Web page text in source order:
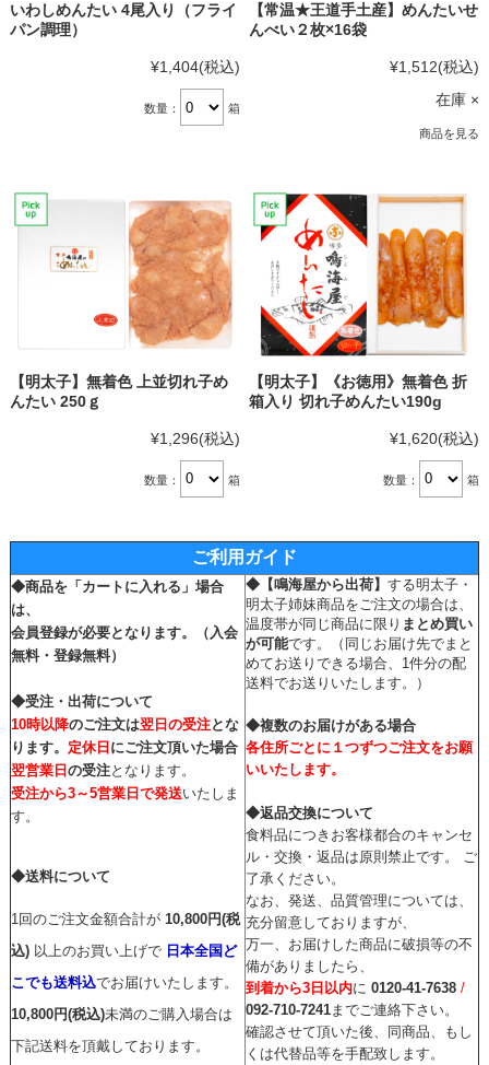
いわしめんたい 4尾入り（フライ
パン調理）
¥1,404(税込)
数量： 箱
【常温★王道手土産】めんたいせ
んべい２枚×16袋
¥1,512(税込)
在庫 ×
商品を見る
【明太子】無着色 上並切れ子め
んたい 250ｇ
¥1,296(税込)
数量： 箱
【明太子】《お徳用》無着色 折
箱入り 切れ子めんたい190g
¥1,620(税込)
数量： 箱
ご利用ガイド
◆商品を「カートに入れる」場合
は、
会員登録が必要となります。
（入会
無料・登録無料）
◆受注・出荷について
10時以降のご注文は翌日の受注とな
ります。 定休日にご注文頂いた場合
翌営業日の受注となります。
受注から3～5営業日で発送いたしま
す。
◆送料について
1回のご注文金額合計が 10,800円(税
込) 以上のお買い上げで 日本全国ど
こでも送料込でお届けいたします。
10,800円(税込)未満のご購入場合は
下記送料を頂戴しております。
◆【鳴海屋から出荷】 する明太子・
明太子姉妹商品をご注文の場合は、
温度帯が同じ商品に限り まとめ買い
が可能です。（同じお届け先でまと
めてお送りできる場合、1件分の配
送料でお送りいたします。）
◆複数のお届けがある場合
各住所ごとに１つずつご注文をお願
いいたします。
◆返品交換について
食料品につきお客様都合のキャンセ
ル・交換・返品は原則禁止です。 ご
了承ください。
なお、発送、品質管理については、
充分留意しておりますが、
万一、お届けした商品に破損等の不
備がありましたら、
到着から3日以内に 0120-41-7638/
092-710-7241までご連絡下さい。
確認させて頂いた後、同商品、もし
くは代替品等を手配致します。